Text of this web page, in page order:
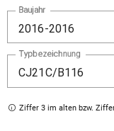
Baujahr
Typbezeichnung
Ziffer 3 im alten bzw.